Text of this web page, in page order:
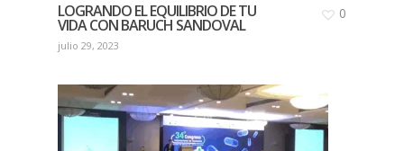
LOGRANDO EL EQUILIBRIO DE TU
VIDA CON BARUCH SANDOVAL
julio 29, 2023
0